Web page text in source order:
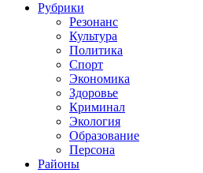
Рубрики
Резонанс
Культура
Политика
Спорт
Экономика
Здоровье
Криминал
Экология
Образование
Персона
Районы